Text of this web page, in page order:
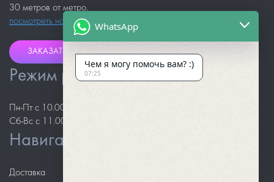
30 метров от метро.
посмотреть на карте
ЗАКАЗАТЬ ЗВОНОК
Режим работы
Пн-Пт с 10.00 до 18.00
Сб-Вс с 11.00 до 18.00
Навигация
Доставка
WhatsApp
Чем я могу помочь вам? :)
07:25